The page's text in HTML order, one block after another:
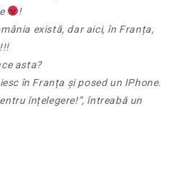
!
există, dar aici, în Franța,
asta?
în Franța și posed un IPhone.
înțelegere!”, întreabă un